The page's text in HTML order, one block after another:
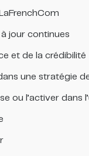
jour continues
et de la crédibilité
une stratégie
ou l’activer dans